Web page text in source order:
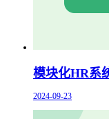
模块化HR系
2024-09-23